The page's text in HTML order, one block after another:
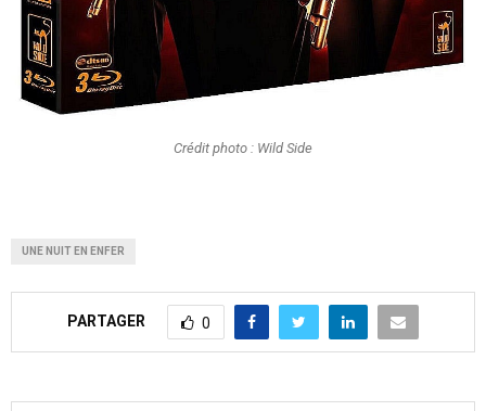
Crédit photo : Wild Side
UNE NUIT EN ENFER
PARTAGER 0